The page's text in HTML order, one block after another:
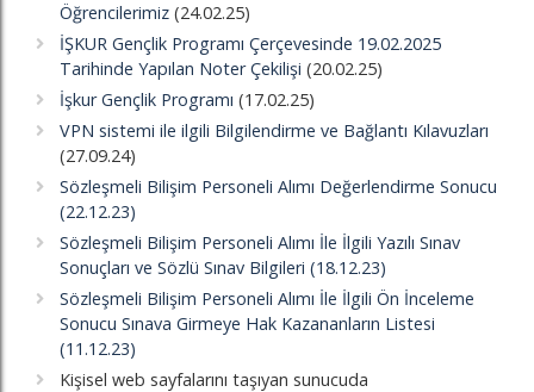
Öğrencilerimiz (24.02.25)
İŞKUR Gençlik Programı Çerçevesinde 19.02.2025
Tarihinde Yapılan Noter Çekilişi (20.02.25)
İşkur Gençlik Programı (17.02.25)
VPN sistemi ile ilgili Bilgilendirme ve Bağlantı Kılavuzları
(27.09.24)
Sözleşmeli Bilişim Personeli Alımı Değerlendirme Sonucu
(22.12.23)
Sözleşmeli Bilişim Personeli Alımı İle İlgili Yazılı Sınav
Sonuçları ve Sözlü Sınav Bilgileri (18.12.23)
Sözleşmeli Bilişim Personeli Alımı İle İlgili Ön İnceleme
Sonucu Sınava Girmeye Hak Kazananların Listesi
(11.12.23)
Kişisel web sayfalarını taşıyan sunucuda